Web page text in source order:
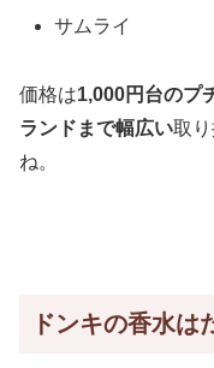
サムライ
価格は1,000円台のプ
ランドまで幅広い取
ね。
ドンキの香水は